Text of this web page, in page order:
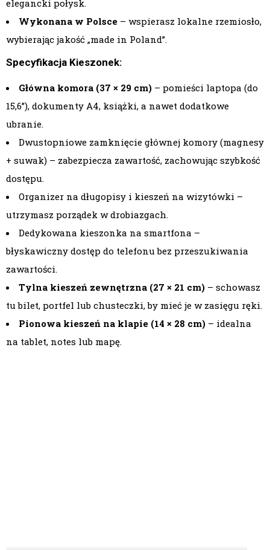
elegancki połysk.
Wykonana w Polsce – wspierasz lokalne rzemiosło,
wybierając jakość „made in Poland”.
Specyfikacja Kieszonek:
Główna komora (37 × 29 cm) – pomieści laptopa (do
15,6”), dokumenty A4, książki, a nawet dodatkowe
ubranie.
Dwustopniowe zamknięcie głównej komory (magnesy
+ suwak) – zabezpiecza zawartość, zachowując szybkość
dostępu.
Organizer na długopisy i kieszeń na wizytówki –
utrzymasz porządek w drobiazgach.
Dedykowana kieszonka na smartfona –
błyskawiczny dostęp do telefonu bez przeszukiwania
zawartości.
Tylna kieszeń zewnętrzna (27 × 21 cm) – schowasz
tu bilet, portfel lub chusteczki, by mieć je w zasięgu ręki.
Pionowa kieszeń na klapie (14 × 28 cm) – idealna
na tablet, notes lub mapę.